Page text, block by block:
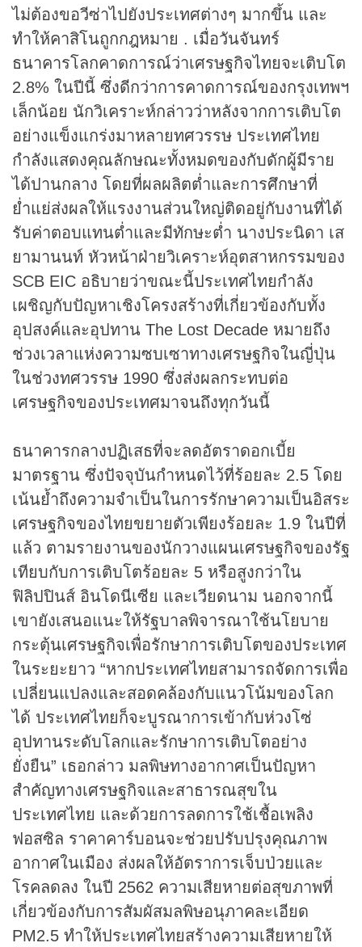
ไม่ต้องขอวีซ่าไปยังประเทศต่างๆ มากขึ้น และ
ทำให้คาสิโนถูกกฎหมาย . เมื่อวันจันทร์
ธนาคารโลกคาดการณ์ว่าเศรษฐกิจไทยจะเติบโต
2.8% ในปีนี้ ซึ่งดีกว่าการคาดการณ์ของกรุงเทพฯ
เล็กน้อย นักวิเคราะห์กล่าวว่าหลังจากการเติบโต
อย่างแข็งแกร่งมาหลายทศวรรษ ประเทศไทย
กำลังแสดงคุณลักษณะทั้งหมดของกับดักผู้มีราย
ได้ปานกลาง โดยที่ผลผลิตต่ำและการศึกษาที่
ย่ำแย่ส่งผลให้แรงงานส่วนใหญ่ติดอยู่กับงานที่ได้
รับค่าตอบแทนต่ำและมีทักษะต่ำ นางประนิดา เส
ยามานนท์ หัวหน้าฝ่ายวิเคราะห์อุตสาหกรรมของ
SCB EIC อธิบายว่าขณะนี้ประเทศไทยกำลัง
เผชิญกับปัญหาเชิงโครงสร้างที่เกี่ยวข้องกับทั้ง
อุปสงค์และอุปทาน The Lost Decade หมายถึง
ช่วงเวลาแห่งความซบเซาทางเศรษฐกิจในญี่ปุ่น
ในช่วงทศวรรษ 1990 ซึ่งส่งผลกระทบต่อ
เศรษฐกิจของประเทศมาจนถึงทุกวันนี้
ธนาคารกลางปฏิเสธที่จะลดอัตราดอกเบี้ย
มาตรฐาน ซึ่งปัจจุบันกำหนดไว้ที่ร้อยละ 2.5 โดย
เน้นย้ำถึงความจำเป็นในการรักษาความเป็นอิสระ
เศรษฐกิจของไทยขยายตัวเพียงร้อยละ 1.9 ในปีที่
แล้ว ตามรายงานของนักวางแผนเศรษฐกิจของรัฐ
เทียบกับการเติบโตร้อยละ 5 หรือสูงกว่าใน
ฟิลิปปินส์ อินโดนีเซีย และเวียดนาม นอกจากนี้
เขายังเสนอแนะให้รัฐบาลพิจารณาใช้นโยบาย
กระตุ้นเศรษฐกิจเพื่อรักษาการเติบโตของประเทศ
ในระยะยาว “หากประเทศไทยสามารถจัดการเพื่อ
เปลี่ยนแปลงและสอดคล้องกับแนวโน้มของโลก
ได้ ประเทศไทยก็จะบูรณาการเข้ากับห่วงโซ่
อุปทานระดับโลกและรักษาการเติบโตอย่าง
ยั่งยืน” เธอกล่าว มลพิษทางอากาศเป็นปัญหา
สำคัญทางเศรษฐกิจและสาธารณสุขใน
ประเทศไทย และด้วยการลดการใช้เชื้อเพลิง
ฟอสซิล ราคาคาร์บอนจะช่วยปรับปรุงคุณภาพ
อากาศในเมือง ส่งผลให้อัตราการเจ็บป่วยและ
โรคลดลง ในปี 2562 ความเสียหายต่อสุขภาพที่
เกี่ยวข้องกับการสัมผัสมลพิษอนุภาคละเอียด
PM2.5 ทำให้ประเทศไทยสร้างความเสียหายให้